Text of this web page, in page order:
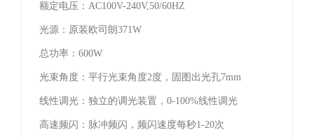
额定电压：AC100V-240V,50/60HZ
光源：原装欧司朗371W
总功率：600W
光束角度：平行光束角度2度，固图出光孔7mm
线性调光：独立的调光装置，0-100%线性调光
高速频闪：脉冲频闪，频闪速度每秒1-20次